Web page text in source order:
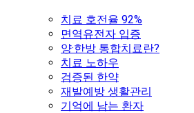
치료 호전율 92%
면역유전자 입증
양·한방 통합치료란?
치료 노하우
검증된 한약
재발예방 생활관리
기억에 남는 환자